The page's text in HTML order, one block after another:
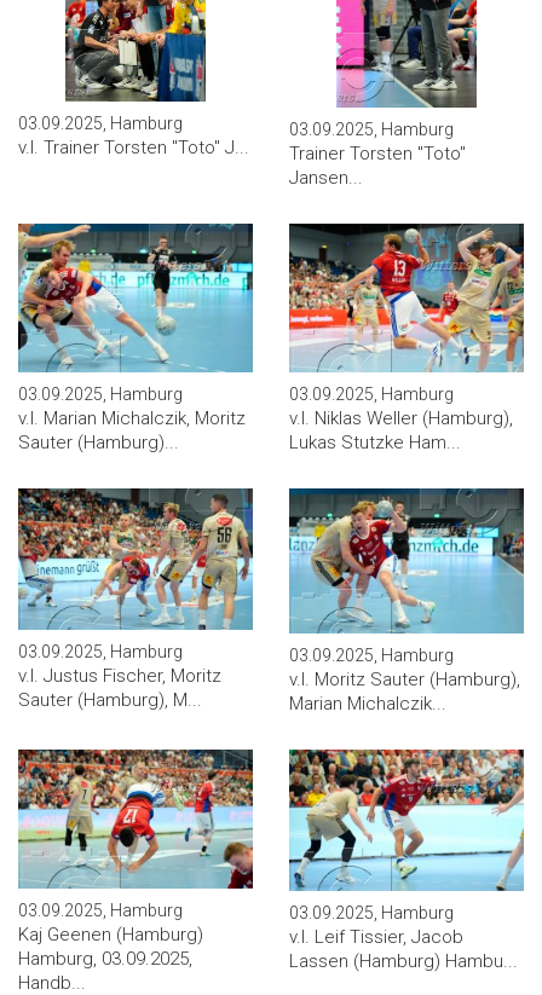
03.09.2025, Hamburg
v.l. Trainer Torsten ''Toto'' J...
03.09.2025, Hamburg
Trainer Torsten ''Toto''
Jansen...
03.09.2025, Hamburg
v.l. Marian Michalczik, Moritz
Sauter (Hamburg)...
03.09.2025, Hamburg
v.l. Niklas Weller (Hamburg),
Lukas Stutzke Ham...
03.09.2025, Hamburg
v.l. Justus Fischer, Moritz
Sauter (Hamburg), M...
03.09.2025, Hamburg
v.l. Moritz Sauter (Hamburg),
Marian Michalczik...
03.09.2025, Hamburg
Kaj Geenen (Hamburg)
Hamburg, 03.09.2025,
Handb...
03.09.2025, Hamburg
v.l. Leif Tissier, Jacob
Lassen (Hamburg) Hambu...